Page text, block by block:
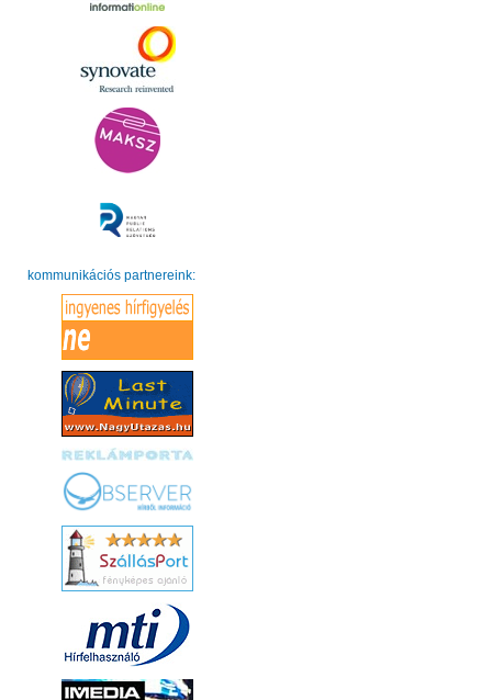
kommunikációs partnereink: